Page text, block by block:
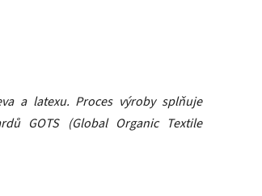
a latexu. Proces výroby splňuje
GOTS (Global Organic Textile